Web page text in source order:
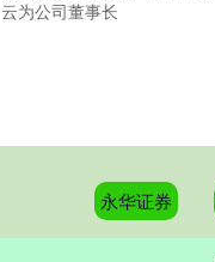
云为公司董事长
永华证券